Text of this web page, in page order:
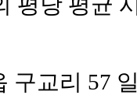
구교리 57